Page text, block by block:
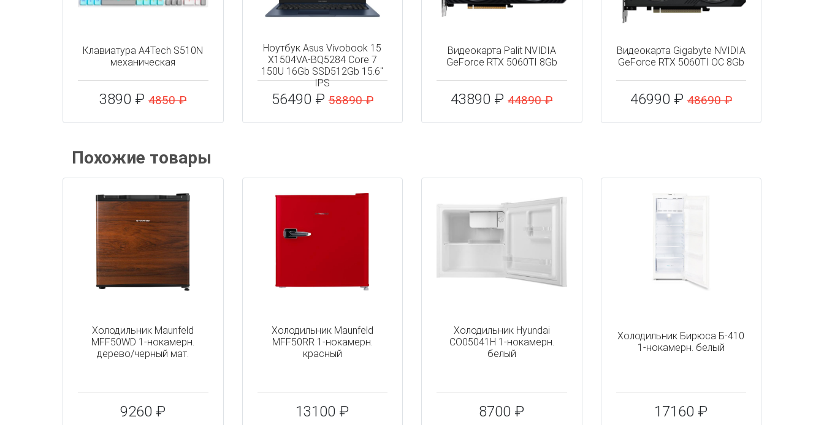
Клавиатура A4Tech S510N
механическая
3890 ₽4850 ₽
Ноутбук Asus Vivobook 15
X1504VA-BQ5284 Core 7
150U 16Gb SSD512Gb 15.6"
IPS
56490 ₽58890 ₽
Видеокарта Palit NVIDIA
GeForce RTX 5060TI 8Gb
43890 ₽44890 ₽
Видеокарта Gigabyte NVIDIA
GeForce RTX 5060TI OC 8Gb
46990 ₽48690 ₽
Похожие товары
Холодильник Maunfeld
MFF50WD 1-нокамерн.
дерево/черный мат.
9260 ₽
Холодильник Maunfeld
MFF50RR 1-нокамерн.
красный
13100 ₽
Холодильник Hyundai
CO05041H 1-нокамерн.
белый
8700 ₽
Холодильник Бирюса Б-410
1-нокамерн. белый
17160 ₽